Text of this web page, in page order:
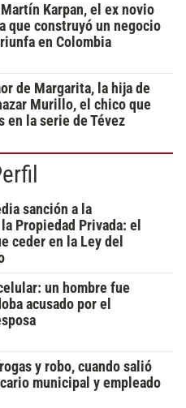
Karpan, el ex novio
que construyó un negocio
en Colombia
de Margarita, la hija de
Murillo, el chico que
en la serie de Tévez
sanción a la
Propiedad Privada: el
ceder en la Ley del
un hombre fue
acusado por el
y robo, cuando salió
municipal y empleado